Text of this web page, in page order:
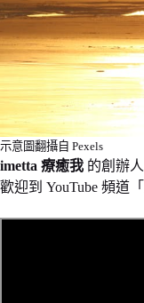
示意圖翻攝自 Pexels
imetta 療癒我 的創辦人
歡迎到 YouTube 頻道「